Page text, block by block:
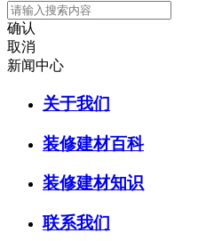
确认
取消
新闻中心
关于我们
装修建材百科
装修建材知识
联系我们